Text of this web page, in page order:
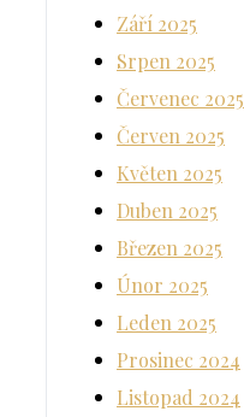
Září 2025
Srpen 2025
Červenec 2025
Červen 2025
Květen 2025
Duben 2025
Březen 2025
Únor 2025
Leden 2025
Prosinec 2024
Listopad 2024